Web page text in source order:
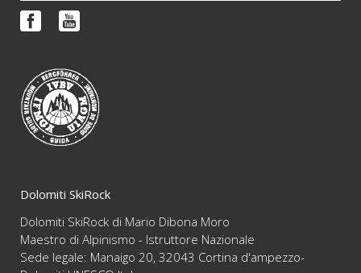
Prenotazioni e informazioni
FAQ
Reportage
Dolomiti SkiRock
Dolomiti SkiRock di Mario Dibona Moro
Maestro di Alpinismo - Istruttore Nazionale
Sede legale: Manaigo 20, 32043 Cortina d'ampezzo-